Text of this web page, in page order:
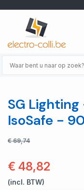
SG
IsoSafe -
€ 69,74
€ 48,82
(incl. BTW)